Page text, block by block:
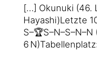
[…] Okunu­ki (46.
Haya­shi)Letz­te
6